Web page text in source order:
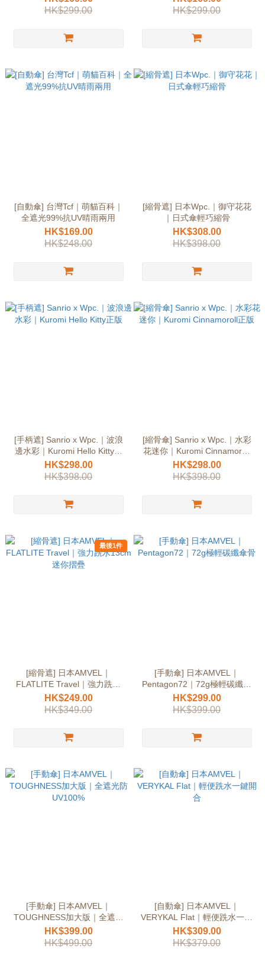
HK$299.00
HK$299.00
[自動傘] 台灣Tcf｜萌貓百科｜
全遮光99%抗UV晴雨兩用
HK$169.00
HK$248.00
[縮骨遮] 日本Wpc.｜御守花花
｜日式傘輕巧縮骨
HK$308.00
HK$398.00
[手柄遮] Sanrio x Wpc.｜波浪
邊水彩｜Kuromi Hello Kitty正
版
HK$298.00
HK$398.00
[縮骨傘] Sanrio x Wpc.｜水彩
花迷你｜Kuromi Cinnamoroll
正版
HK$298.00
HK$398.00
最後1件
[縮骨遮] 日本AMVEL｜
FLATLITE Travel｜強力跣水
13cm迷你摺疊
HK$249.00
HK$349.00
[手動傘] 日本AMVEL｜
Pentagon72｜72g極輕碳纖傘
骨
HK$299.00
HK$399.00
[手動傘] 日本AMVEL｜
TOUGHNESS加大版｜全遮光
防UV100%
HK$399.00
HK$499.00
[自動傘] 日本AMVEL｜
VERYKAL Flat｜輕便跣水一鍵
開合
HK$309.00
HK$379.00